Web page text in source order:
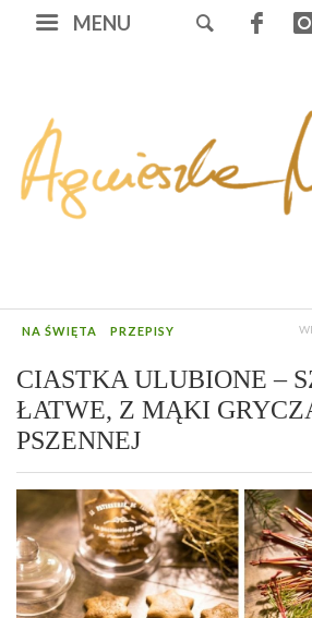
MENU
NA ŚWIĘTA PRZEPISY
CIASTKA ULUBIONE –
ŁATWE, Z MĄKI
PSZENNEJ